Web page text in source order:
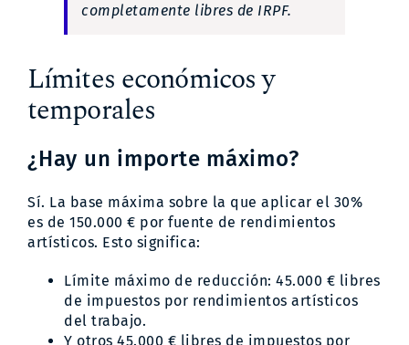
completamente libres de IRPF.
Límites económicos y
temporales
¿Hay un importe máximo?
Sí. La base máxima sobre la que aplicar el 30%
es de 150.000 € por fuente de rendimientos
artísticos. Esto significa:
Límite máximo de reducción: 45.000 € libres
de impuestos por rendimientos artísticos
del trabajo.
Y otros 45.000 € libres de impuestos por